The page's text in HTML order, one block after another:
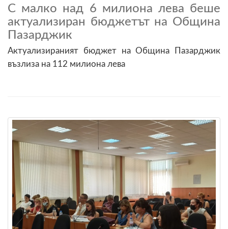
С малко над 6 милиона лева беше
актуализиран бюджетът на Община
Пазарджик
Актуализираният бюджет на Община Пазарджик
възлиза на 112 милиона лева